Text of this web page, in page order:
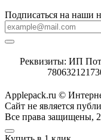
Подписаться на наши
Реквизиты: ИП
Applepack.ru ©
Cайт не является
Все права защищены,